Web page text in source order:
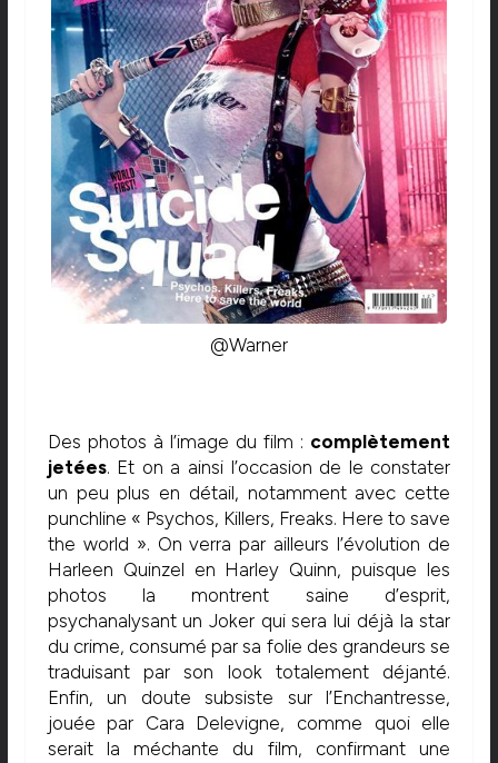
@Warner
Des photos à l’image du film : complètement
jetées. Et on a ainsi l’occasion de le constater
un peu plus en détail, notamment avec cette
punchline « Psychos, Killers, Freaks. Here to save
the world ». On verra par ailleurs l’évolution de
Harleen Quinzel en Harley Quinn, puisque les
photos la montrent saine d’esprit,
psychanalysant un Joker qui sera lui déjà la star
du crime, consumé par sa folie des grandeurs se
traduisant par son look totalement déjanté.
Enfin, un doute subsiste sur l’Enchantresse,
jouée par Cara Delevigne, comme quoi elle
serait la méchante du film, confirmant une